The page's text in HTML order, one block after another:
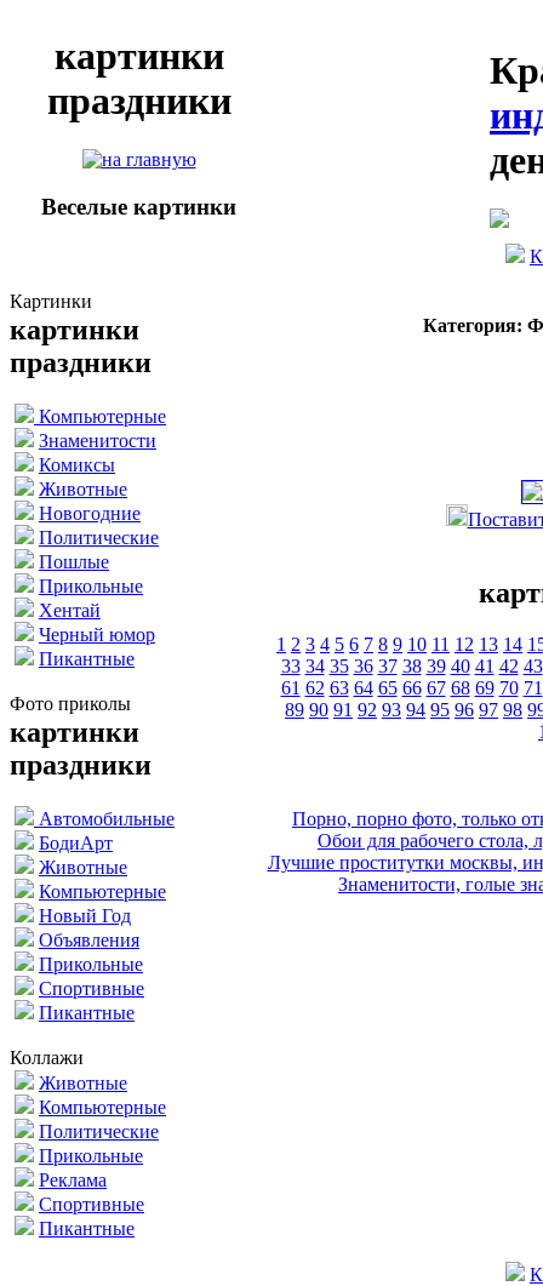
картинки
праздники
Веселые картинки
Картинки
картинки
праздники
Компьютерные
Знаменитости
Комиксы
Животные
Новогодние
Политические
Пошлые
Прикольные
Хентай
Черный юмор
Пикантные
Фото приколы
картинки
праздники
Автомобильные
БодиАрт
Животные
Компьютерные
Новый Год
Объявления
Прикольные
Спортивные
Пикантные
Коллажи
Животные
Компьютерные
Политические
Прикольные
Реклама
Спортивные
Пикантные
Категория:
1 2 3 4 5 6 7 8 9 10 11 12 13 14
33 34 35 36 37 38 39 40 41 42 43
61 62 63 64 65 66 67 68 69 70 71
89 90 91 92 93 94 95 96 97 98
Порно, порно фото, только
Обои для рабочего стола,
Лучшие проститутки москвы,
Знаменитости, голые